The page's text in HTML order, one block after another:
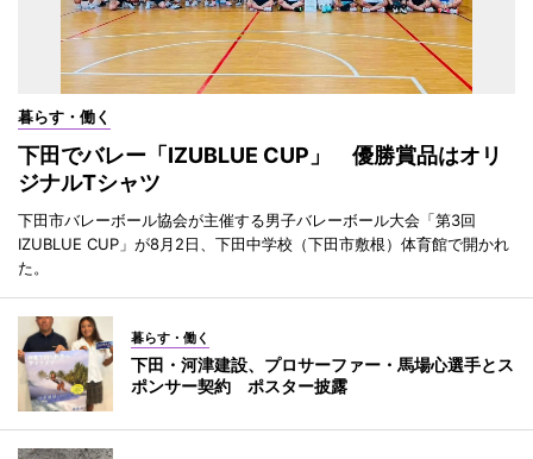
暮らす・働く
下田でバレー「IZUBLUE CUP」 優勝賞品はオリ
ジナルTシャツ
下田市バレーボール協会が主催する男子バレーボール大会「第3回
IZUBLUE CUP」が8月2日、下田中学校（下田市敷根）体育館で開かれ
た。
暮らす・働く
下田・河津建設、プロサーファー・馬場心選手とス
ポンサー契約 ポスター披露